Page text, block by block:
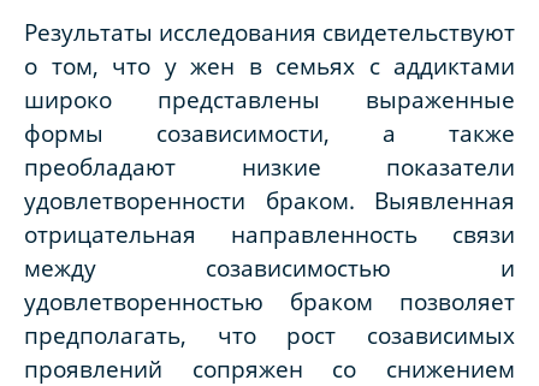
Результаты исследования свидетельствуют
о том, что у жен в семьях с аддиктами
широко представлены выраженные
формы созависимости, а также
преобладают низкие показатели
удовлетворенности браком. Выявленная
отрицательная направленность связи
между созависимостью и
удовлетворенностью браком позволяет
предполагать, что рост созависимых
проявлений сопряжен со снижением